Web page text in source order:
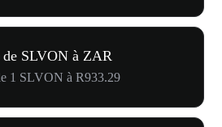
SLVON à ZAR
1 SLVON à R933.29